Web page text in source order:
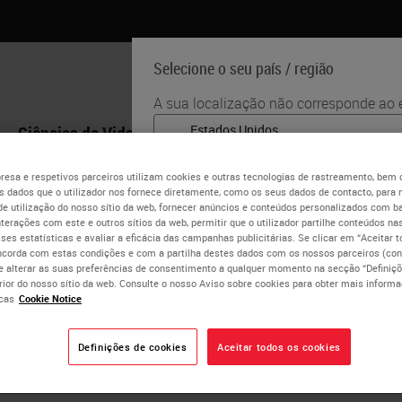
Selecione o seu país / região
A sua localização não corresponde ao
Cada país / região pode ter seu
práticas médicas. As informações
website são específicas e aplicáveis
está limitado a) todos os detalhes /
promoções do produto.
Ciências da Vida Formação Assistência
Lawlor
E, CIPM Fellow of Information Privacy (IAPP)
and Model Bank Director Research
of Verona
e respetivos parceiros utilizam cookies e outras tecnologias de rastreamento, bem
dados que o utilizador nos fornece diretamente, como os seus dados de contacto, para
utilização do nosso sítio da web, fornecer anúncios e conteúdos personalizados com
com este e outros sítios da web, permitir que o utilizador partilhe conteúdos
estatísticas e avaliar a eficácia das campanhas publicitárias. Se clicar em “Aceitar
com estas condições e com a partilha destes dados com os nossos parceiros
alterar as suas preferências de consentimento a qualquer momento na secção
do nosso sítio da web. Consulte o nosso Aviso sobre cookies para obter mais
Cookie Notice
Definições de cookies Aceitar todos os cookies